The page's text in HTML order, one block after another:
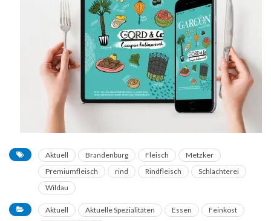
Aktuell Brandenburg Fleisch
Metzker
Premiumfleisch
rind Rindfleisch
Schlachterei
Wildau
Aktuell Aktuelle Spezialitäten Essen
Feinkost